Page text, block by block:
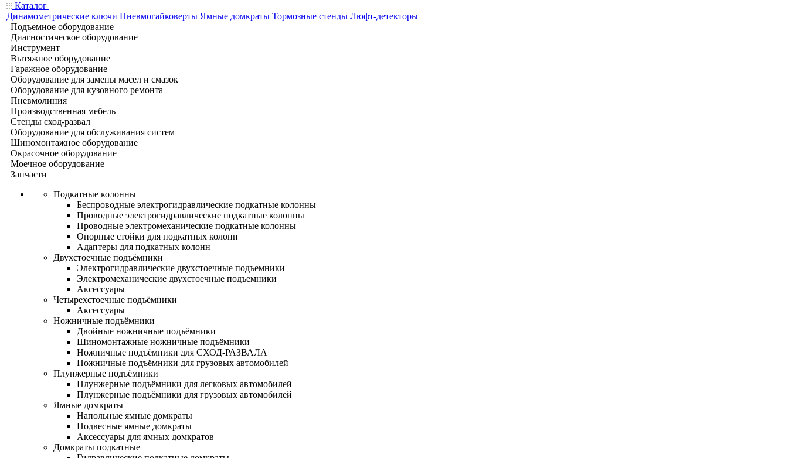
Каталог
Динамометрические ключи Пневмогайковерты Ямные домкраты Тормозные стенды Люфт-детекторы
Подъемное оборудование
Диагностическое оборудование
Инструмент
Вытяжное оборудование
Гаражное оборудование
Оборудование для замены масел и смазок
Оборудование для кузовного ремонта
Пневмолиния
Производственная мебель
Стенды сход-развал
Оборудование для обслуживания систем
Шиномонтажное оборудование
Окрасочное оборудование
Моечное оборудование
Запчасти
Подкатные колонны
Беспроводные электрогидравлические подкатные колонны
Проводные электрогидравлические подкатные колонны
Проводные электромеханические подкатные колонны
Опорные стойки для подкатных колонн
Адаптеры для подкатных колонн
Двухстоечные подъёмники
Электрогидравлические двухстоечные подъемники
Электромеханические двухстоечные подъемники
Аксессуары
Четырехстоечные подъёмники
Аксессуары
Ножничные подъёмники
Двойные ножничные подъёмники
Шиномонтажные ножничные подъёмники
Ножничные подъёмники для СХОД-РАЗВАЛА
Ножничные подъёмники для грузовых автомобилей
Плунжерные подъёмники
Плунжерные подъёмники для легковых автомобилей
Плунжерные подъёмники для грузовых автомобилей
Ямные домкраты
Напольные ямные домкраты
Подвесные ямные домкраты
Аксессуары для ямных домкратов
Домкраты подкатные